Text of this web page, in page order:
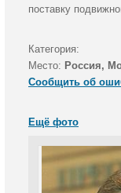
поставку
Категория:
Место: Россия,
Сообщить об
Ещё фото